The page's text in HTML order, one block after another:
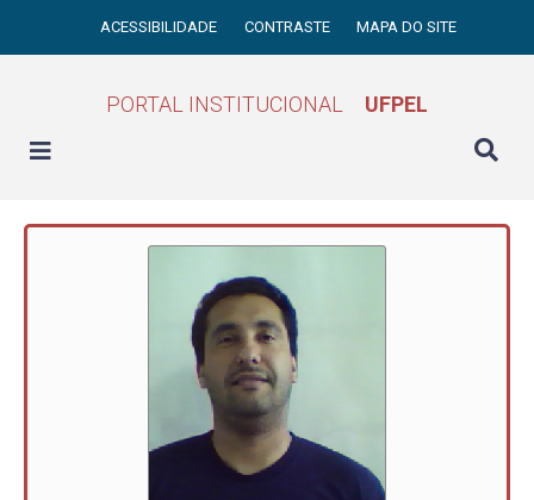
ACESSIBILIDADE CONTRASTE MAPA DO SITE
PORTAL INSTITUCIONAL UFPEL